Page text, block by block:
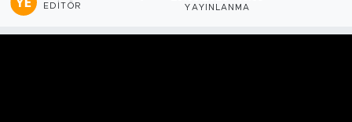
EDITÖR YAYINLANMA
Son Dakika Haberleri